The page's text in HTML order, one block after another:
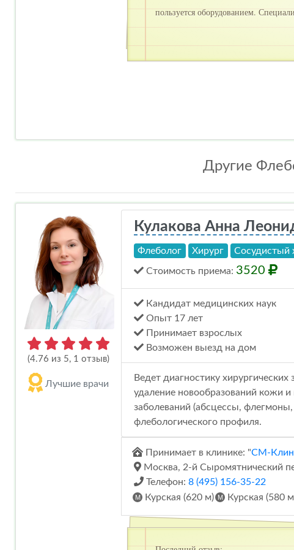
пользуется оборудованием.
Другие
(4.76 из 5, 1 отзыв)
Лучшие врачи
Кулакова Анна
Флеболог Хирург Сосудистый
Стоимость приема: 3520
Кандидат медицинских наук
Опыт 17 лет
Принимает взрослых
Возможен выезд на дом
Ведет диагностику
удаление новообразований кожи и
заболеваний (абсцессы,
флебологического профиля.
Принимает в клинике: "СМ-
Москва, 2-й Сыромятнический
Телефон: 8 (495) 156-35-22
Курская (620 м)
Курская (580